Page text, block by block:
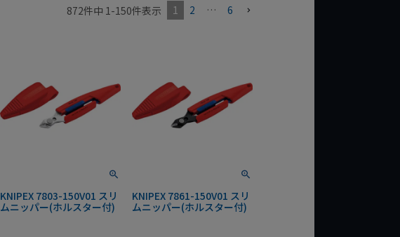
872件中 1-150件表示 1 2 … 6
KNIPEX 7803-150V01 スリ
ムニッパー(ホルスター付)
KNIPEX 7861-150V01 スリ
ムニッパー(ホルスター付)